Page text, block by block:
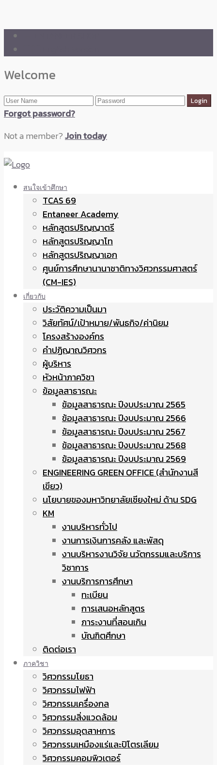
Welcome
Forgot password?
Not a member?Join today
สนใจเข้าศึกษา
TCAS 69
Entaneer Academy
หลักสูตรปริญญาตรี
หลักสูตรปริญญาโท
หลักสูตรปริญญาเอก
ศูนย์การศึกษานานาชาติทางวิศวกรรมศาสตร์
(CM-IES)
เกี่ยวกับ
ประวัติความเป็นมา
วิสัยทัศน์/เป้าหมาย/พันธกิจ/ค่านิยม
โครงสร้างองค์กร
คำปฏิญาณวิศวกร
ผู้บริหาร
หัวหน้าภาควิชา
ข้อมูลสาธารณะ
ข้อมูลสาธารณะ ปีงบประมาณ 2565
ข้อมูลสาธารณะ ปีงบประมาณ 2566
ข้อมูลสาธารณะ ปีงบประมาณ 2567
ข้อมูลสาธารณะ ปีงบประมาณ 2568
ข้อมูลสาธารณะ ปีงบประมาณ 2569
ENGINEERING GREEN OFFICE (สำนักงานสี
เขียว)
นโยบายของมหาวิทยาลัยเชียงใหม่ ด้าน SDG
KM
งานบริหารทั่วไป
งานการเงินการคลัง และพัสดุ
งานบริหารงานวิจัย นวัตกรรมและบริการ
วิชาการ
งานบริการการศึกษา
ทะเบียน
การเสนอหลักสูตร
ภาระงานที่สอนเกิน
บัณฑิตศึกษา
ติดต่อเรา
ภาควิชา
วิศวกรรมโยธา
วิศวกรรมไฟฟ้า
วิศวกรรมเครื่องกล
วิศวกรรมสิ่งแวดล้อม
วิศวกรรมอุตสาหการ
วิศวกรรมเหมืองแร่และปิโตรเลียม
วิศวกรรมคอมพิวเตอร์